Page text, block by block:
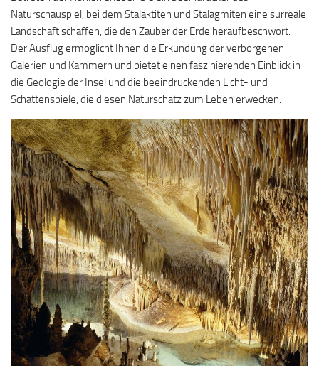
Naturschauspiel, bei dem Stalaktiten und Stalagmiten eine surreale
Landschaft schaffen, die den Zauber der Erde heraufbeschwört.
Der Ausflug ermöglicht Ihnen die Erkundung der verborgenen
Galerien und Kammern und bietet einen faszinierenden Einblick in
die Geologie der Insel und die beeindruckenden Licht- und
Schattenspiele, die diesen Naturschatz zum Leben erwecken.